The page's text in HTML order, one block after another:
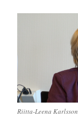
Riitta-Leena Karlsson